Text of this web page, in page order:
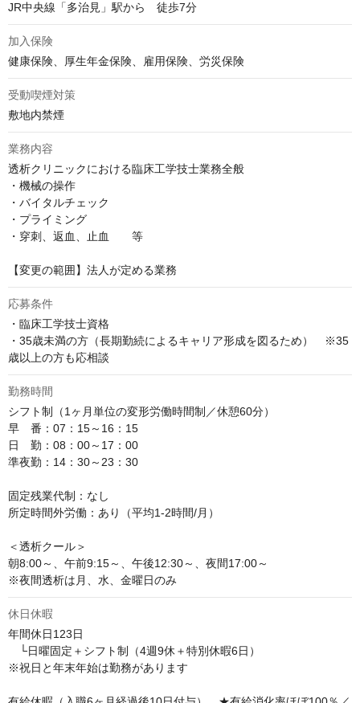
JR中央線「多治見」駅から　徒歩7分
加入保険
健康保険、厚生年金保険、雇用保険、労災保険
受動喫煙対策
敷地内禁煙
業務内容
透析クリニックにおける臨床工学技士業務全般
・機械の操作
・バイタルチェック
・プライミング
・穿刺、返血、止血　　等
【変更の範囲】法人が定める業務
応募条件
・臨床工学技士資格
・35歳未満の方（長期勤続によるキャリア形成を図るため）　※35
歳以上の方も応相談
勤務時間
シフト制（1ヶ月単位の変形労働時間制／休憩60分）
早　番：07：15～16：15
日　勤：08：00～17：00
準夜勤：14：30～23：30
固定残業代制：なし
所定時間外労働：あり（平均1-2時間/月）
＜透析クール＞
朝8:00～、午前9:15～、午後12:30～、夜間17:00～
※夜間透析は月、水、金曜日のみ
休日休暇
年間休日123日
└日曜固定＋シフト制（4週9休＋特別休暇6日）
※祝日と年末年始は勤務があります